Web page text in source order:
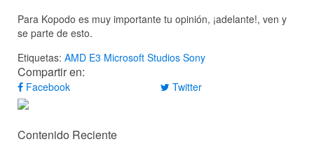
Para Kopodo es muy importante tu opinión, ¡adelante!, ven y
se parte de esto.
Etiquetas: AMD E3 Microsoft Studios Sony
Compartir en:
Facebook Twitter
Contenido Reciente